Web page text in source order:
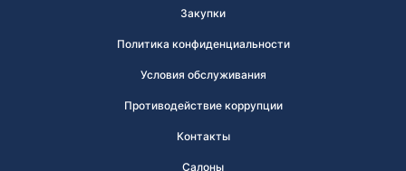
Закупки
Политика конфиденциальности
Условия обслуживания
Противодействие коррупции
Контакты
Салоны